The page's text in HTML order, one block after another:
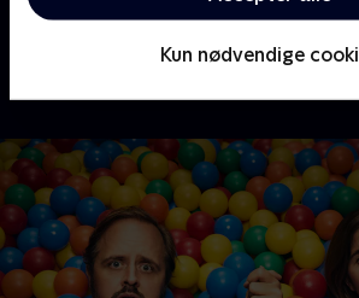
Kun nødvendige
dig på TV 2 Play, og du kan se den